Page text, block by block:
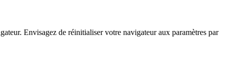
Envisagez de réinitialiser votre navigateur aux paramètres par